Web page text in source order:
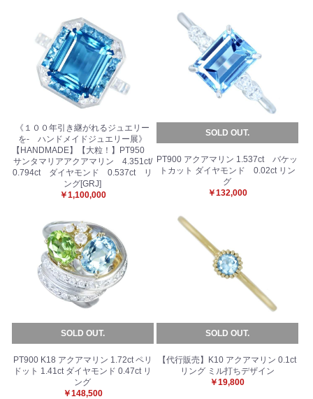
《１００年引き継がれるジュエリー
を- ハンドメイドジュエリー展》
【HANDMADE】【大粒！】PT950
サンタマリアアクアマリン 4.351ct/
0.794ct ダイヤモンド 0.537ct リ
ング[GRJ]
￥1,100,000
SOLD OUT.
PT900 アクアマリン 1.537ct バケッ
トカット ダイヤモンド 0.02ct リン
グ
￥132,000
SOLD OUT.
PT900 K18 アクアマリン 1.72ct ペリ
ドット 1.41ct ダイヤモンド 0.47ct リ
ング
￥148,500
SOLD OUT.
【代行販売】K10 アクアマリン 0.1ct
リング ミル打ちデザイン
￥19,800